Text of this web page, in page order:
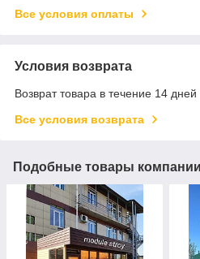
Все условия оплаты
Условия возврата
Возврат товара в течение 14
Все условия возврата
Подобные товары компании